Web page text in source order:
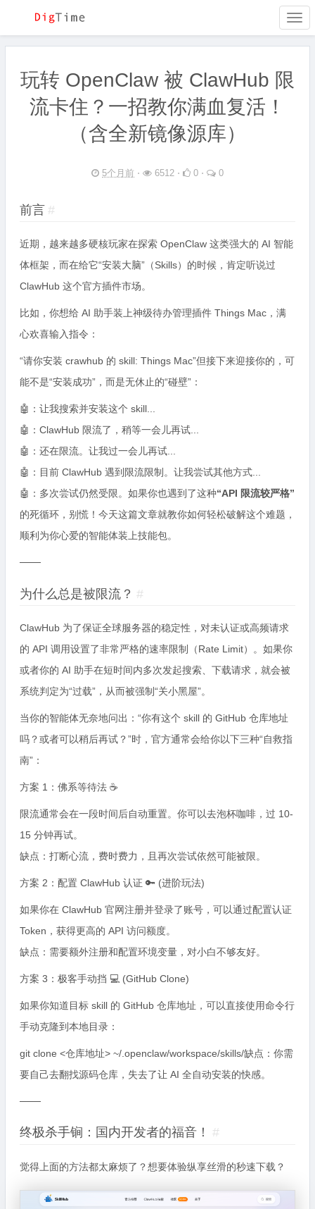
玩转 OpenClaw 被 ClawHub 限
流卡住？一招教你满血复活！
（含全新镜像源库）
5个月前 ⋅ 6512 ⋅ 0 ⋅ 0
前言 #
近期，越来越多硬核玩家在探索 OpenClaw 这类强大的 AI 智能
体框架，而在给它“安装大脑”（Skills）的时候，肯定听说过
ClawHub 这个官方插件市场。
比如，你想给 AI 助手装上神级待办管理插件 Things Mac，满
心欢喜输入指令：
“请你安装 crawhub 的 skill: Things Mac”但接下来迎接你的，可
能不是“安装成功”，而是无休止的“碰壁”：
🤖：让我搜索并安装这个 skill...
🤖：ClawHub 限流了，稍等一会儿再试...
🤖：还在限流。让我过一会儿再试...
🤖：目前 ClawHub 遇到限流限制。让我尝试其他方式...
🤖：多次尝试仍然受限。如果你也遇到了这种“API 限流较严格”
的死循环，别慌！今天这篇文章就教你如何轻松破解这个难题，
顺利为你心爱的智能体装上技能包。
───
为什么总是被限流？ #
ClawHub 为了保证全球服务器的稳定性，对未认证或高频请求
的 API 调用设置了非常严格的速率限制（Rate Limit）。如果你
或者你的 AI 助手在短时间内多次发起搜索、下载请求，就会被
系统判定为“过载”，从而被强制“关小黑屋”。
当你的智能体无奈地问出：“你有这个 skill 的 GitHub 仓库地址
吗？或者可以稍后再试？”时，官方通常会给你以下三种“自救指
南”：
方案 1：佛系等待法 ☕
限流通常会在一段时间后自动重置。你可以去泡杯咖啡，过 10-
15 分钟再试。
缺点：打断心流，费时费力，且再次尝试依然可能被限。
方案 2：配置 ClawHub 认证 🔑 (进阶玩法)
如果你在 ClawHub 官网注册并登录了账号，可以通过配置认证
Token，获得更高的 API 访问额度。
缺点：需要额外注册和配置环境变量，对小白不够友好。
方案 3：极客手动挡 💻 (GitHub Clone)
如果你知道目标 skill 的 GitHub 仓库地址，可以直接使用命令行
手动克隆到本地目录：
git clone <仓库地址> ~/.openclaw/workspace/skills/缺点：你需
要自己去翻找源码仓库，失去了让 AI 全自动安装的快感。
───
终极杀手锏：国内开发者的福音！ #
觉得上面的方法都太麻烦了？想要体验纵享丝滑的秒速下载？